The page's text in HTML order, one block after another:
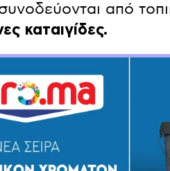
από
καταιγίδες.